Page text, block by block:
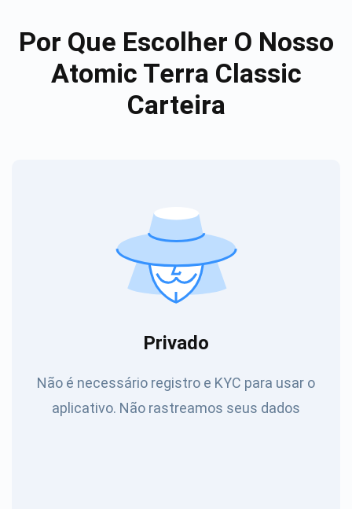
Por Que Escolher O Nosso
Atomic Terra Classic
Carteira
Privado
Não é necessário registro e KYC para usar o
aplicativo. Não rastreamos seus dados